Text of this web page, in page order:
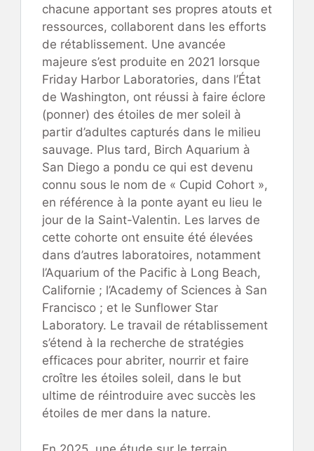
chacune apportant ses propres atouts et
ressources, collaborent dans les efforts
de rétablissement. Une avancée
majeure s’est produite en 2021 lorsque
Friday Harbor Laboratories, dans l’État
de Washington, ont réussi à faire éclore
(ponner) des étoiles de mer soleil à
partir d’adultes capturés dans le milieu
sauvage. Plus tard, Birch Aquarium à
San Diego a pondu ce qui est devenu
connu sous le nom de « Cupid Cohort »,
en référence à la ponte ayant eu lieu le
jour de la Saint-Valentin. Les larves de
cette cohorte ont ensuite été élevées
dans d’autres laboratoires, notamment
l’Aquarium of the Pacific à Long Beach,
Californie ; l’Academy of Sciences à San
Francisco ; et le Sunflower Star
Laboratory. Le travail de rétablissement
s’étend à la recherche de stratégies
efficaces pour abriter, nourrir et faire
croître les étoiles soleil, dans le but
ultime de réintroduire avec succès les
étoiles de mer dans la nature.